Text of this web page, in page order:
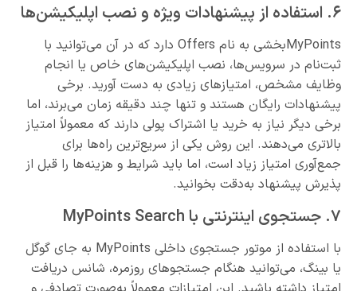
۶. استفاده از پیشنهادات ویژه و نصب اپلیکیشن‌ها
MyPointsبخشی به نام Offers دارد که در آن می‌توانید با
ثبت‌نام در سرویس‌ها، نصب اپلیکیشن‌های خاص یا انجام
وظایف مشخص، امتیازهای زیادی به دست آورید. برخی
پیشنهادات رایگان هستند و تنها چند دقیقه زمان می‌برند، اما
برخی دیگر نیاز به خرید یا اشتراک پولی دارند که معمولاً امتیاز
بالاتری می‌دهند. این روش یکی از سریع‌ترین راه‌ها برای
جمع‌آوری امتیاز زیاد است، اما باید شرایط و هزینه‌ها را قبل از
پذیرش پیشنهاد به‌دقت بخوانید.
۷. جستجوی اینترنتی با MyPoints Search
با استفاده از موتور جستجوی داخلی MyPoints به جای گوگل
یا بینگ، می‌توانید هنگام جستجوهای روزمره، شانس دریافت